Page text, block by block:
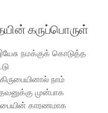
கருப்பொருள்
நமக்குக் கொடுத்த
நாம்
முன்பாக
காரணமாக